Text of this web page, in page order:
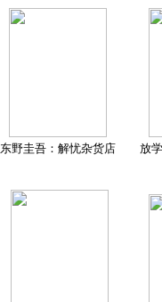
东野圭吾：解忧杂货店 放